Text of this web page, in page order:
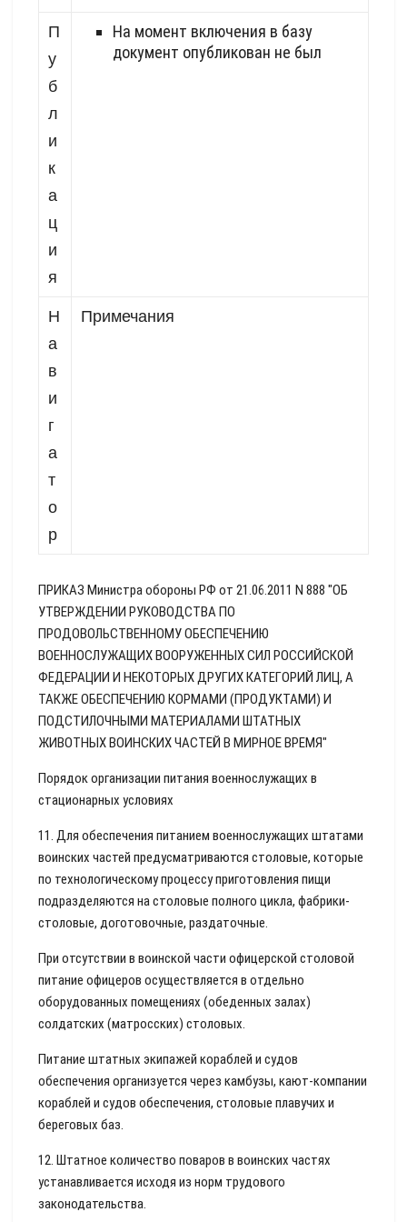
П
у
б
л
и
к
а
ц
и
я
На момент включения в базу
документ опубликован не был
Н
а
в
и
г
а
т
о
р
Примечания
ПРИКАЗ Министра обороны РФ от 21.06.2011 N 888 "ОБ
УТВЕРЖДЕНИИ РУКОВОДСТВА ПО
ПРОДОВОЛЬСТВЕННОМУ ОБЕСПЕЧЕНИЮ
ВОЕННОСЛУЖАЩИХ ВООРУЖЕННЫХ СИЛ РОССИЙСКОЙ
ФЕДЕРАЦИИ И НЕКОТОРЫХ ДРУГИХ КАТЕГОРИЙ ЛИЦ, А
ТАКЖЕ ОБЕСПЕЧЕНИЮ КОРМАМИ (ПРОДУКТАМИ) И
ПОДСТИЛОЧНЫМИ МАТЕРИАЛАМИ ШТАТНЫХ
ЖИВОТНЫХ ВОИНСКИХ ЧАСТЕЙ В МИРНОЕ ВРЕМЯ"
Порядок организации питания военнослужащих в
стационарных условиях
11. Для обеспечения питанием военнослужащих штатами
воинских частей предусматриваются столовые, которые
по технологическому процессу приготовления пищи
подразделяются на столовые полного цикла, фабрики-
столовые, доготовочные, раздаточные.
При отсутствии в воинской части офицерской столовой
питание офицеров осуществляется в отдельно
оборудованных помещениях (обеденных залах)
солдатских (матросских) столовых.
Питание штатных экипажей кораблей и судов
обеспечения организуется через камбузы, кают-компании
кораблей и судов обеспечения, столовые плавучих и
береговых баз.
12. Штатное количество поваров в воинских частях
устанавливается исходя из норм трудового
законодательства.